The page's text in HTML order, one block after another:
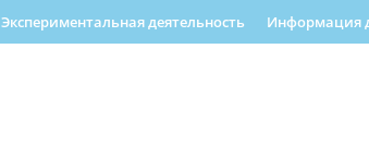
Экспериментальная деятельность Информация